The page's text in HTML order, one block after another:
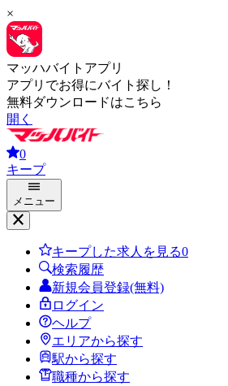
×
マッハバイトアプリ
アプリでお得にバイト探し！
無料ダウンロードはこちら
開く
0
キープ
メニュー
キープした求人を見る0
検索履歴
新規会員登録(無料)
ログイン
ヘルプ
エリアから探す
駅から探す
職種から探す